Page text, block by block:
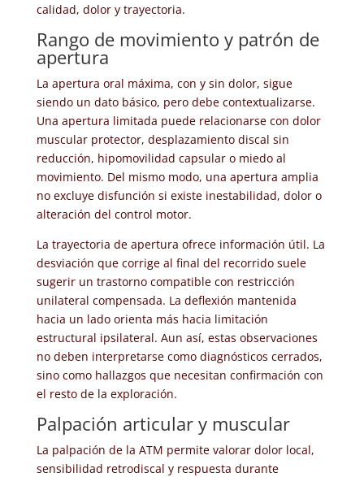
calidad, dolor y trayectoria.
Rango de movimiento y patrón de
apertura
La apertura oral máxima, con y sin dolor, sigue
siendo un dato básico, pero debe contextualizarse.
Una apertura limitada puede relacionarse con dolor
muscular protector, desplazamiento discal sin
reducción, hipomovilidad capsular o miedo al
movimiento. Del mismo modo, una apertura amplia
no excluye disfunción si existe inestabilidad, dolor o
alteración del control motor.
La trayectoria de apertura ofrece información útil. La
desviación que corrige al final del recorrido suele
sugerir un trastorno compatible con restricción
unilateral compensada. La deflexión mantenida
hacia un lado orienta más hacia limitación
estructural ipsilateral. Aun así, estas observaciones
no deben interpretarse como diagnósticos cerrados,
sino como hallazgos que necesitan confirmación con
el resto de la exploración.
Palpación articular y muscular
La palpación de la ATM permite valorar dolor local,
sensibilidad retrodiscal y respuesta durante